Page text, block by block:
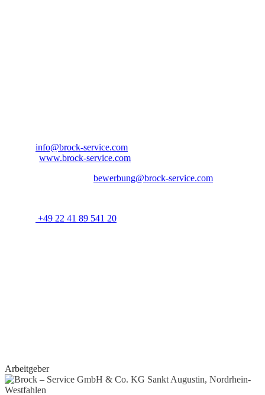
info@brock-service.com
www.brock-service.com
bewerbung@brock-service.com
+49 22 41 89 541 20
Arbeitgeber